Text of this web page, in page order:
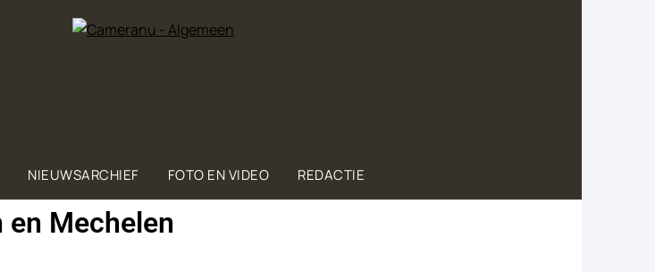
NIEUWSARCHIEF FOTO EN VIDEO REDACTIE
Mechelen